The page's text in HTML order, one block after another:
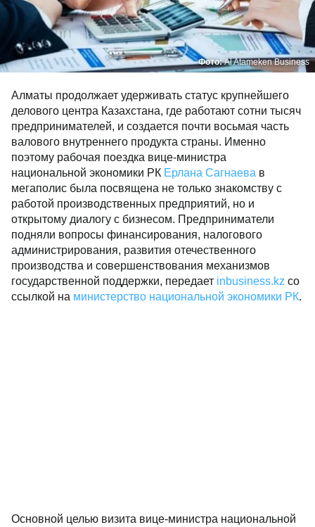
Фото:Al Atameken Business
Алматы продолжает удерживать статус крупнейшего
делового центра Казахстана, где работают сотни тысяч
предпринимателей, и создается почти восьмая часть
валового внутреннего продукта страны. Именно
поэтому рабочая поездка вице-министра
национальной экономики РК Ерлана Сагнаева в
мегаполис была посвящена не только знакомству с
работой производственных предприятий, но и
открытому диалогу с бизнесом. Предприниматели
подняли вопросы финансирования, налогового
администрирования, развития отечественного
производства и совершенствования механизмов
государственной поддержки, передает inbusiness.kz со
ссылкой на министерство национальной экономики РК.
Основной целью визита вице-министра национальной